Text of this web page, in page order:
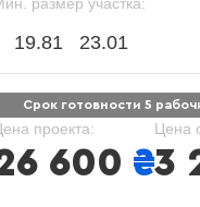
19.81 23.01
срок готовности 5
проекта:
600 ₴
Цена
3